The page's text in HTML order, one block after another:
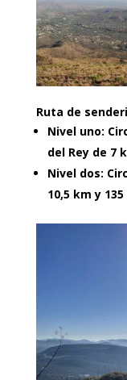
Ruta de
Nivel uno:
del Rey de 7
Nivel dos:
10,5 km y